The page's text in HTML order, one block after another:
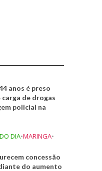
anos é preso
carga de drogas
policial na
DIA•MARINGA•
concessão
do aumento